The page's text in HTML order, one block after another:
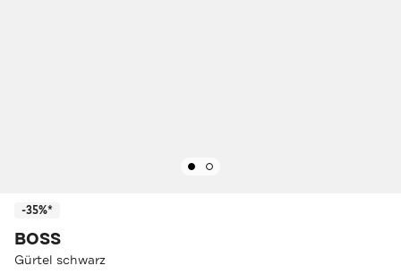
-35%*
BOSS
Gürtel schwarz